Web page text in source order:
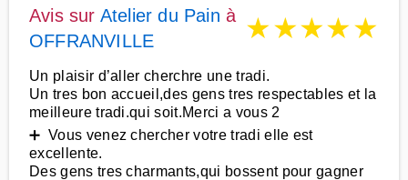
Avis sur Atelier du Pain à
OFFRANVILLE
★★★★★
Un plaisir d’aller cherchre une tradi.
Un tres bon accueil,des gens tres respectables et la
meilleure tradi.qui soit.Merci a vous 2
➕ Vous venez chercher votre tradi elle est
excellente.
Des gens tres charmants,qui bossent pour gagner